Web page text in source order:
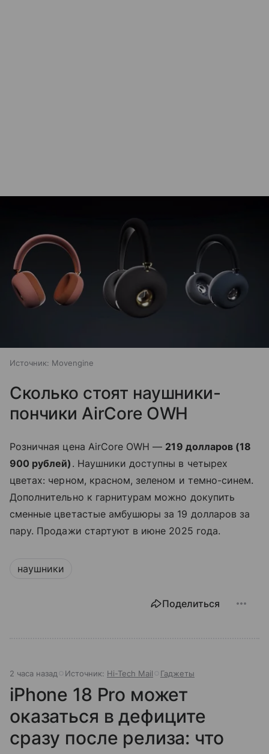
Источник: Movengine
Сколько стоят наушники-
пончики AirCore OWH
Розничная цена AirCore OWH — 219 долларов (18
900 рублей) . Наушники доступны в четырех
цветах: черном, красном, зеленом и темно-синем.
Дополнительно к гарнитурам можно докупить
сменные цветастые амбушюры за 19 долларов за
пару. Продажи стартуют в июне 2025 года.
наушники
Поделиться
2 часа назад Источник: Hi-Tech Mail Гаджеты
iPhone 18 Pro может
оказаться в дефиците
сразу после релиза: что